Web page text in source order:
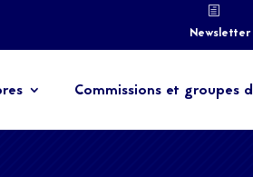
Newsletter
Commissions et groupes